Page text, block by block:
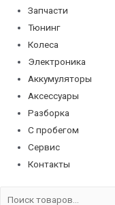
Запчасти
Тюнинг
Колеса
Электроника
Аккумуляторы
Аксессуары
Разборка
С пробегом
Сервис
Контакты